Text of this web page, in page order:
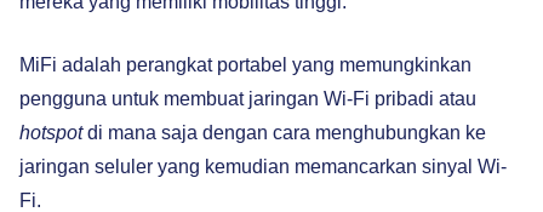
MiFi adalah perangkat portabel yang memungkinkan
pengguna untuk membuat jaringan Wi-Fi pribadi atau
hotspotdi mana saja dengan cara menghubungkan ke
jaringan seluler yang kemudian memancarkan sinyal Wi-
Fi.